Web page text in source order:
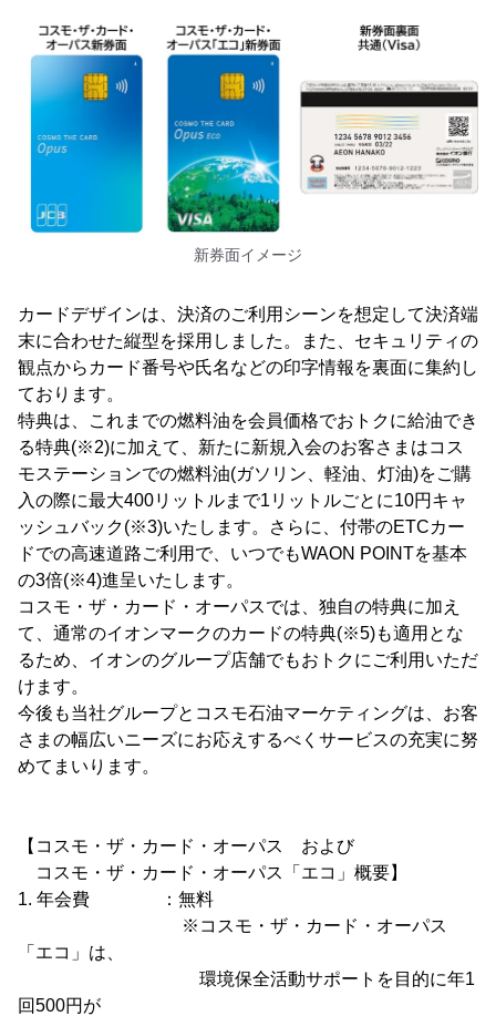
新券面イメージ
カードデザインは、決済のご利用シーンを想定して決済端
末に合わせた縦型を採用しました。また、セキュリティの
観点からカード番号や氏名などの印字情報を裏面に集約し
ております。
特典は、これまでの燃料油を会員価格でおトクに給油でき
る特典(※2)に加えて、新たに新規入会のお客さまはコス
モステーションでの燃料油(ガソリン、軽油、灯油)をご購
入の際に最大400リットルまで1リットルごとに10円キャ
ッシュバック(※3)いたします。さらに、付帯のETCカー
ドでの高速道路ご利用で、いつでもWAON POINTを基本
の3倍(※4)進呈いたします。
コスモ・ザ・カード・オーパスでは、独自の特典に加え
て、通常のイオンマークのカードの特典(※5)も適用とな
るため、イオンのグループ店舗でもおトクにご利用いただ
けます。
今後も当社グループとコスモ石油マーケティングは、お客
さまの幅広いニーズにお応えするべくサービスの充実に努
めてまいります。
【コスモ・ザ・カード・オーパス および
コスモ・ザ・カード・オーパス「エコ」概要】
1. 年会費 ：無料
※コスモ・ザ・カード・オーパス
「エコ」は、
環境保全活動サポートを目的に年1
回500円が